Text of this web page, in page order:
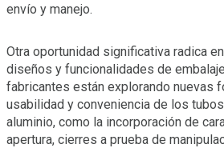
envío y manejo.
Otra oportunidad significativa radica
diseños y funcionalidades de
fabricantes están explorando nuevas
usabilidad y conveniencia de los
aluminio, como la incorporación de
apertura, cierres a prueba de